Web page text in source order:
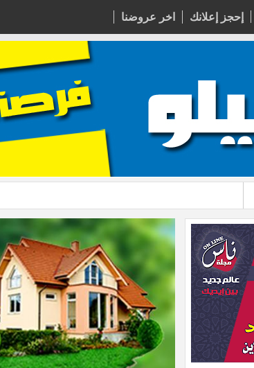
إحجز إعلانك اخر عروضنا